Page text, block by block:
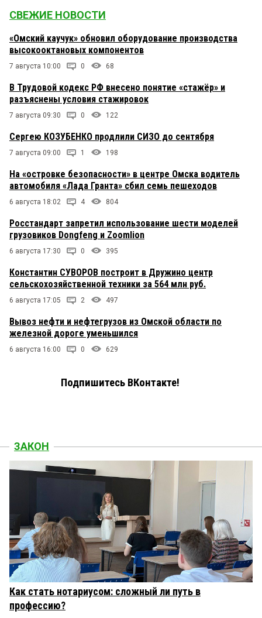
СВЕЖИЕ НОВОСТИ
«Омский каучук» обновил оборудование производства
высокооктановых компонентов
7 августа 10:00 0 68
В Трудовой кодекс РФ внесено понятие «стажёр» и
разъяснены условия стажировок
7 августа 09:30 0 122
Сергею КОЗУБЕНКО продлили СИЗО до сентября
7 августа 09:00 1 198
На «островке безопасности» в центре Омска водитель
автомобиля «Лада Гранта» сбил семь пешеходов
6 августа 18:02 4 804
Росстандарт запретил использование шести моделей
грузовиков Dongfeng и Zoomlion
6 августа 17:30 0 395
Константин СУВОРОВ построит в Дружино центр
сельскохозяйственной техники за 564 млн руб.
6 августа 17:05 2 497
Вывоз нефти и нефтегрузов из Омской области по
железной дороге уменьшился
6 августа 16:00 0 629
Подпишитесь ВКонтакте!
ЗАКОН
Как стать нотариусом: сложный ли путь в
профессию?